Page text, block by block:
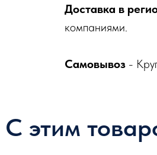
Доставка в
компаниями.
Самовывоз -
С этим